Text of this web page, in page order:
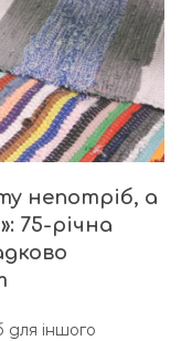
непотріб, а
75-річна
іншого